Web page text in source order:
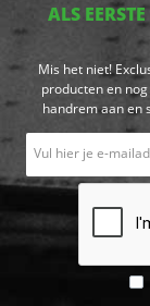
ALS
Mis het niet!
producten en
handrem aan en